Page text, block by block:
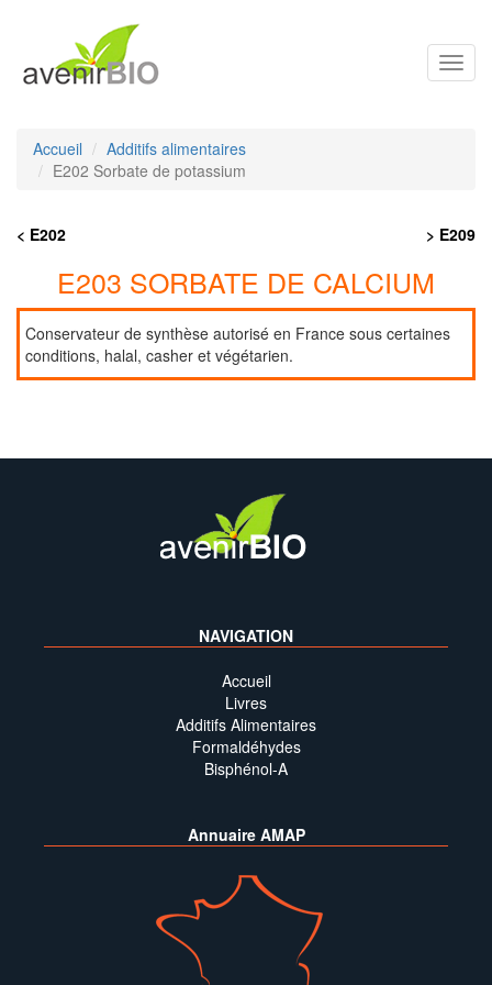
Accueil
Additifs alimentaires
E202 Sorbate de potassium
< E202 > E209
E203 SORBATE DE CALCIUM
Conservateur de synthèse autorisé en France sous certaines
conditions, halal, casher et végétarien.
NAVIGATION
Accueil
Livres
Additifs Alimentaires
Formaldéhydes
Bisphénol-A
Annuaire AMAP